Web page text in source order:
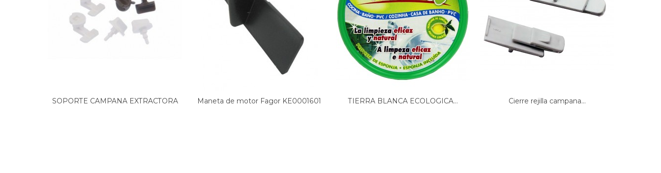
SOPORTE CAMPANA EXTRACTORA
Maneta de motor Fagor KE0001601 TIERRA BLANCA ECOLOGICA... Cierre rejilla campana...